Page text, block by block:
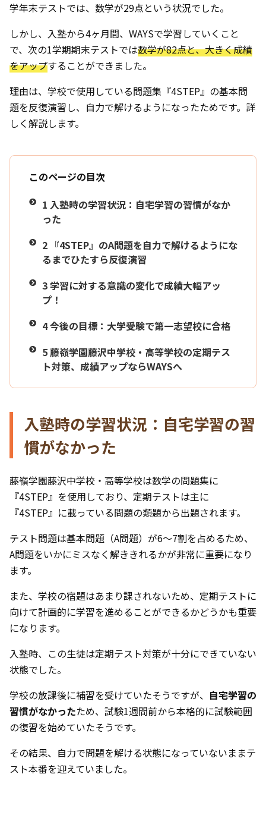
学年末テストでは、数学が29点という状況でした。
しかし、入塾から4ヶ月間、WAYSで学習していくこと
で、次の1学期期末テストでは数学が82点と、大きく成績
をアップすることができました。
理由は、学校で使用している問題集『4STEP』の基本問
題を反復演習し、自力で解けるようになったためです。詳
しく解説します。
このページの目次
1 入塾時の学習状況：自宅学習の習慣がなか
った
2 『4STEP』のA問題を自力で解けるようにな
るまでひたすら反復演習
3学習に対する意識の変化で成績大幅アッ
プ！
4今後の目標：大学受験で第一志望校に合格
5藤嶺学園藤沢中学校・高等学校の定期テス
ト対策、成績アップならWAYSへ
入塾時の学習状況：自宅学習の習
慣がなかった
藤嶺学園藤沢中学校・高等学校は数学の問題集に
『4STEP』を使用しており、定期テストは主に
『4STEP』に載っている問題の類題から出題されます。
テスト問題は基本問題（A問題）が6～7割を占めるため、
A問題をいかにミスなく解ききれるかが非常に重要になり
ます。
また、学校の宿題はあまり課されないため、定期テストに
向けて計画的に学習を進めることができるかどうかも重要
になります。
入塾時、この生徒は定期テスト対策が十分にできていない
状態でした。
学校の放課後に補習を受けていたそうですが、 自宅学習の
習慣がなかったため、試験1週間前から本格的に試験範囲
の復習を始めていたそうです。
その結果、自力で問題を解ける状態になっていないままテ
スト本番を迎えていました。